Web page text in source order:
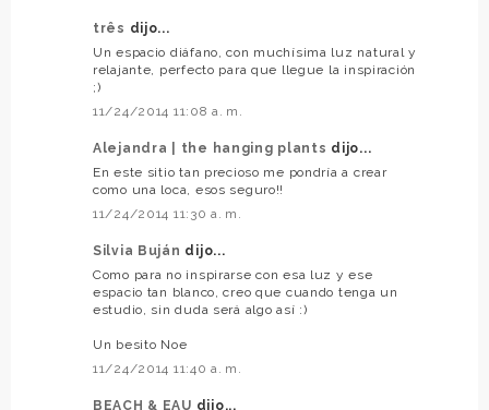
três dijo...
Un espacio diáfano, con muchísima luz natural y
relajante, perfecto para que llegue la inspiración
;)
11/24/2014 11:08 a. m.
Alejandra | the hanging plants dijo...
En este sitio tan precioso me pondría a crear
como una loca, esos seguro!!
11/24/2014 11:30 a. m.
Silvia Buján dijo...
Como para no inspirarse con esa luz y ese
espacio tan blanco, creo que cuando tenga un
estudio, sin duda será algo así :)
Un besito Noe
11/24/2014 11:40 a. m.
BEACH & EAU dijo...